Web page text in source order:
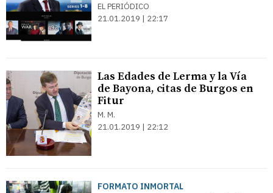
EL PERIÓDICO
21.01.2019 | 22:17
Las Edades de Lerma y la Vía
de Bayona, citas de Burgos en
Fitur
M. M.
21.01.2019 | 22:12
FORMATO INMORTAL